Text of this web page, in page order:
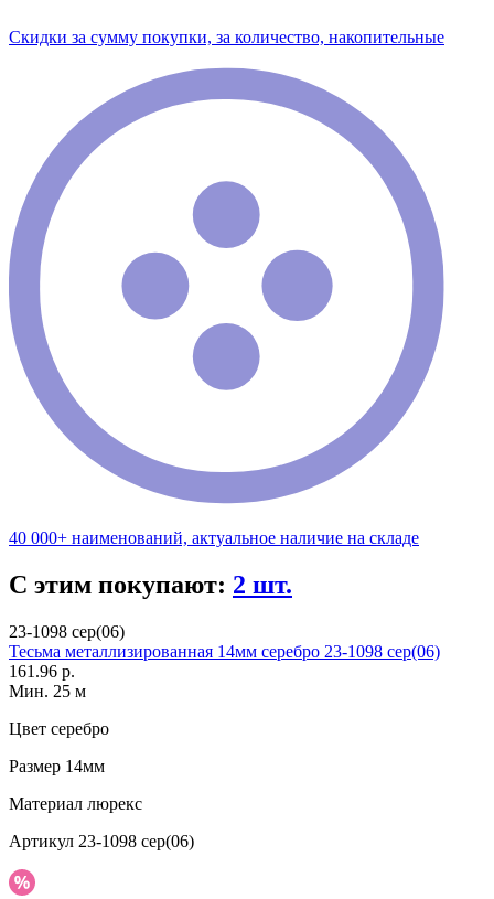
Скидки за сумму покупки, за количество, накопительные
40 000+ наименований, актуальное наличие на складе
С этим покупают: 2 шт.
23-1098 сер(06)
Тесьма металлизированная 14мм серебро 23-1098 сер(06)
161.96 р.
Мин. 25 м
Цвет серебро
Размер 14мм
Материал люрекс
Артикул 23-1098 сер(06)